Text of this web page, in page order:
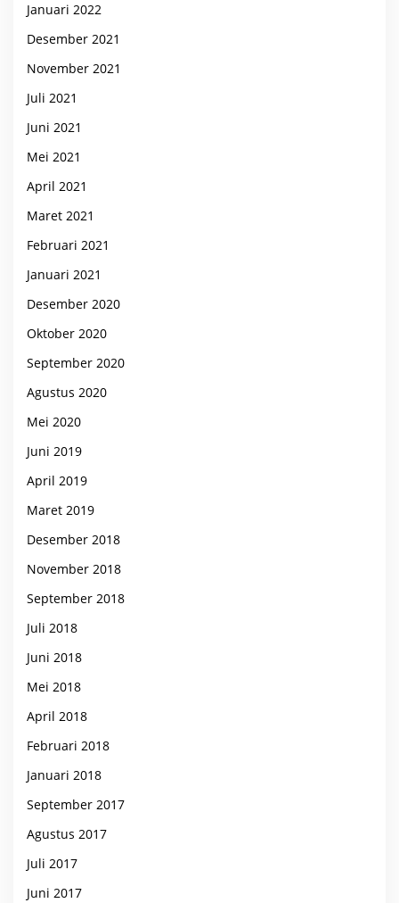
Januari 2022
Desember 2021
November 2021
Juli 2021
Juni 2021
Mei 2021
April 2021
Maret 2021
Februari 2021
Januari 2021
Desember 2020
Oktober 2020
September 2020
Agustus 2020
Mei 2020
Juni 2019
April 2019
Maret 2019
Desember 2018
November 2018
September 2018
Juli 2018
Juni 2018
Mei 2018
April 2018
Februari 2018
Januari 2018
September 2017
Agustus 2017
Juli 2017
Juni 2017